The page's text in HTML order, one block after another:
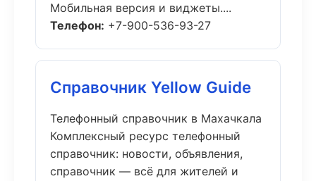
Мобильная версия и виджеты....
Телефон: +7-900-536-93-27
Справочник Yellow Guide
Телефонный справочник в Махачкала
Комплексный ресурс телефонный
справочник: новости, объявления,
справочник — всё для жителей и